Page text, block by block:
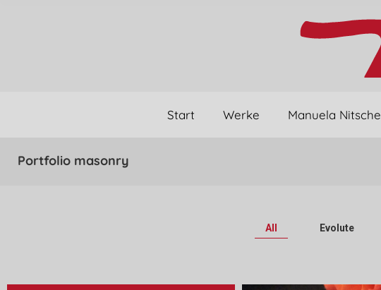
Start Werke Manuela Nitsche
Portfolio masonry
All Evolute